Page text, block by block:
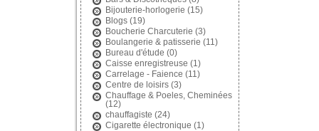
Bijouterie-horlogerie (15)
Blogs(19)
Boucherie Charcuterie (3)
Boulangerie & patisserie (11)
Bureau d'étude (0)
Caisse enregistreuse (1)
Carrelage - Faience (11)
Centre de loisirs(3)
Chauffage & Poeles, Cheminées
(12)
chauffagiste (24)
Cigarette électronique (1)